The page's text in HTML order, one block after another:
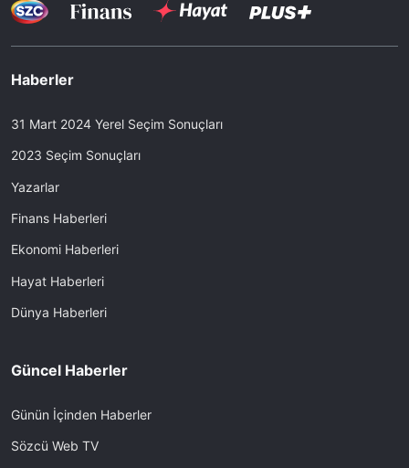
Haberler
31 Mart 2024 Yerel Seçim Sonuçları
2023 Seçim Sonuçları
Yazarlar
Finans Haberleri
Ekonomi Haberleri
Hayat Haberleri
Dünya Haberleri
Güncel Haberler
Günün İçinden Haberler
Sözcü Web TV